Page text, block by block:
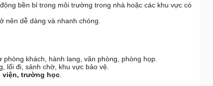
bền bỉ trong môi trường trong nhà hoặc các khu vực có
nên dễ dàng và nhanh chóng.
khách, hành lang, văn phòng, phòng họp.
lối đi, sảnh chờ, khu vực bảo vệ.
viện, trường học